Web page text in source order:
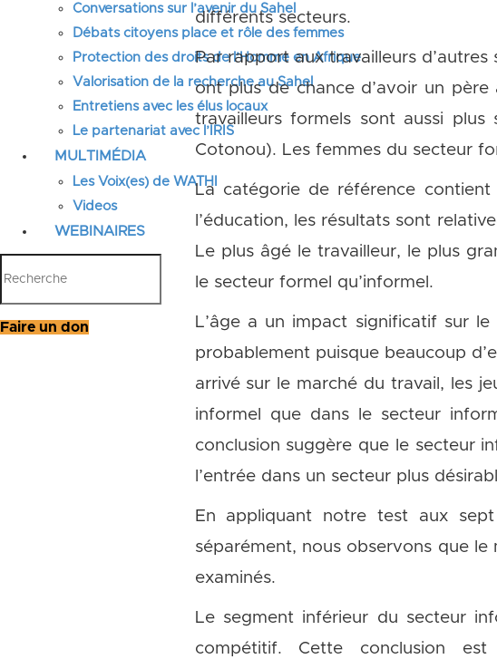
Conversations sur l’avenir du Sahel
Débats citoyens place et rôle des femmes
Protection des droits de l’Homme en Afrique
Valorisation de la recherche au Sahel
Entretiens avec les élus locaux
Le partenariat avec l’IRIS
MULTIMÉDIA
Les Voix(es) de WATHI
Videos
WEBINAIRES
Faire un don
différents secteurs.
Par rapport aux travailleurs
ont plus de chance d’avoir un
travailleurs formels sont aussi
Cotonou). Les femmes du secteur
La catégorie de référence
l’éducation, les résultats sont
Le plus âgé le travailleur, le plus
le secteur formel qu’informel.
L’âge a un impact significatif sur
probablement puisque beaucoup
arrivé sur le marché du travail, les
informel que dans le secteur
conclusion suggère que le secteur
l’entrée dans un secteur plus
En appliquant notre test aux
séparément, nous observons que
examinés.
Le segment inférieur du secteur
compétitif. Cette conclusion est